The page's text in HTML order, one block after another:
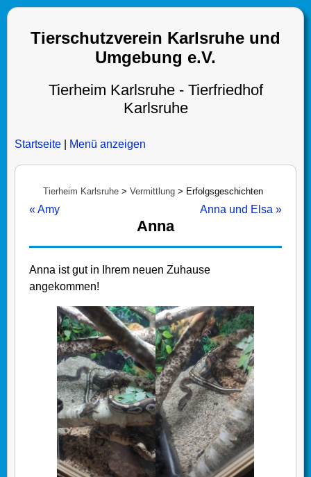
Tierschutzverein Karlsruhe und
Umgebung e.V.
Tierheim Karlsruhe - Tierfriedhof
Karlsruhe
Startseite Menü anzeigen
Tierheim Karlsruhe > Vermittlung > Erfolgsgeschichten
« Amy Anna und Elsa »
Anna
Anna ist gut in Ihrem neuen Zuhause
angekommen!